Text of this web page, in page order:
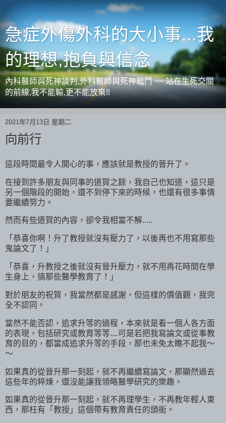
急症外傷外科的大小事...我
的理想,抱負與信念
內科醫師與死神談判,外科醫師與死神戰鬥 ~~ 站在生死交關
的前線,我不能輸,更不能放棄!!
2021年7月13日 星期二
向前行
這段時間最令人開心的事，應該就是教授的晉升了。
在接到許多朋友與同事的道賀之餘，我自己也知道，這只是
另一個階段的開始，還不到停下來的時候，也還有很多事情
要繼續努力。
然而有些道賀的內容，卻令我相當不解.....
「恭喜你啊！升了教授就沒有壓力了，以後再也不用寫那些
鬼論文了！」
「恭喜，升教授之後就沒有晉升壓力，就不用再花時間在學
生身上，搞那些醫學教育了！」
對於朋友的祝賀，我當然都是感謝，但這樣的價值觀，我完
全不認同。
當然不能否認，追求升等的過程，本來就是看一個人各方面
的表現，包括研究或教育等等....可是若把我寫論文或從事教
育的目的，都當成追求升等的手段，那也未免太瞧不起我～
～
如果真的從晉升那一刻起，就不再繼續寫論文，那顯然過去
這些年的粹煉，還沒能讓我領略醫學研究的樂趣。
如果真的從晉升那一刻起，就不再理學生，不再教年輕人東
西，那枉有「教授」這個帶有教育責任的頭銜。